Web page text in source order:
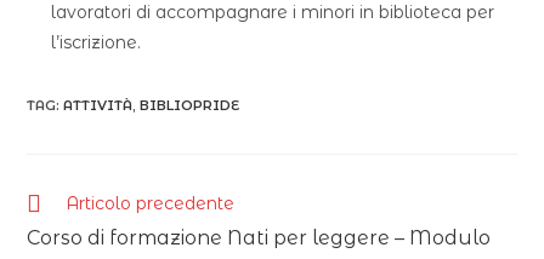
lavoratori di accompagnare i minori in biblioteca per
l’iscrizione.
TAG:ATTIVITÀ, BIBLIOPRIDE
Articolo precedente
Corso di formazione Nati per leggere – Modulo